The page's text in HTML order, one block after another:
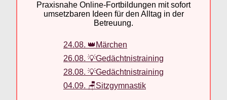
Praxisnahe Online-Fortbildungen mit sofort
umsetzbaren Ideen für den Alltag in der
Betreuung.
24.08. 👑Märchen
26.08. 💡Gedächtnistraining
28.08. 💡Gedächtnistraining
04.09. 🪑Sitzgymnastik